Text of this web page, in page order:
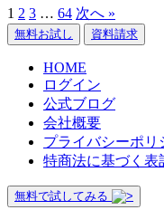
1 2 3 … 64 次へ »
無料お試し 資料請求
HOME
ログイン
公式ブログ
会社概要
プライバシーポリ
特商法に基づく表
無料で試してみる